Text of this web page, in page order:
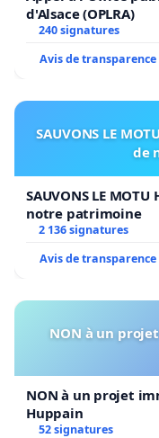
d'Alsace (OPLRA)
240 signatures
Avis de transparence
SAUVONS LE
de
SAUVONS LE
notre patrimoine
2 136 signatures
Avis de transparence
NON à un
NON à un projet
Huppain
52 signatures